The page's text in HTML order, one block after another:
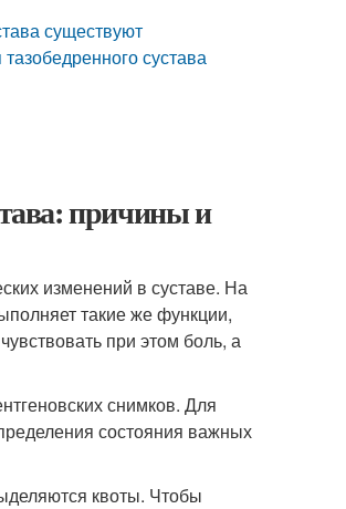
существуют
сустава
причины и
изменений в суставе. На
такие же функции,
при этом боль, а
снимков. Для
состояния важных
квоты. Чтобы